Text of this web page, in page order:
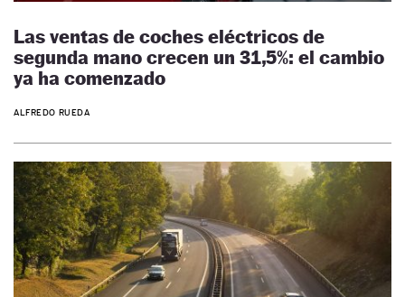
Las ventas de coches eléctricos de
segunda mano crecen un 31,5%: el cambio
ya ha comenzado
ALFREDO RUEDA